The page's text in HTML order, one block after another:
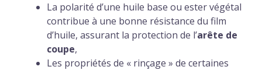
La polarité d’une huile base ou ester végétal
contribue à une bonne résistance du film
d’huile, assurant la protection de l’arête de
coupe,
Les propriétés de « rinçage » de certaines